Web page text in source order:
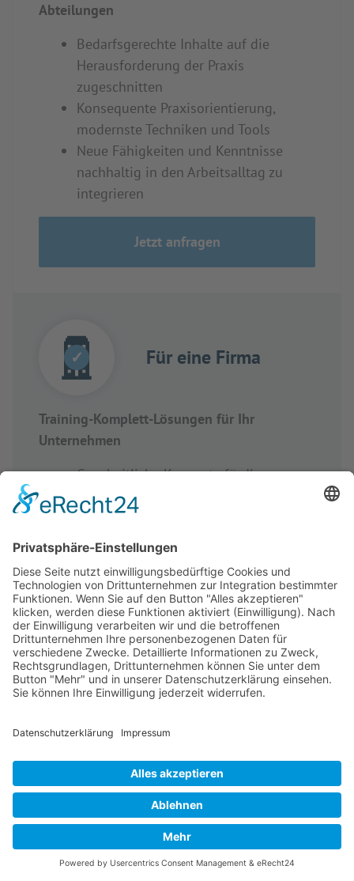
Abteilungen
Bedarfsgerechte Inhalte auf die
Herausforderung der Praxis
zugeschnitten
Konsequente Praxisorientierung,
modernste Techniken und Tools
Neue Fähigkeiten und Kenntnisse
nachhaltig in den Arbeitsalltag zu
integrieren
Jetzt anfragen
✓ Für eine Firma
Training-Komplett-Lösungen für Ihr
Unternehmen
Ganzheitliche Konzepte für Ihre
Mitarbeiterentwicklung
Individueller Skill-Katalog zur
Erweiterung Ihres internen
Weiterbildungsangebot
Nachhaltige Personalentwicklung
realisieren
Jetzt anfragen
Finden Sie jetzt heraus ob unsere
"Informationsmanagement mit Microsoft Lists"-
Schulung das Richtige für Sie ist. >>